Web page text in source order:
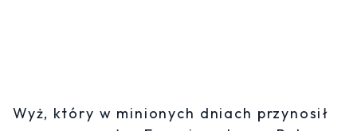
Wyż, który w minionych dniach przynosił